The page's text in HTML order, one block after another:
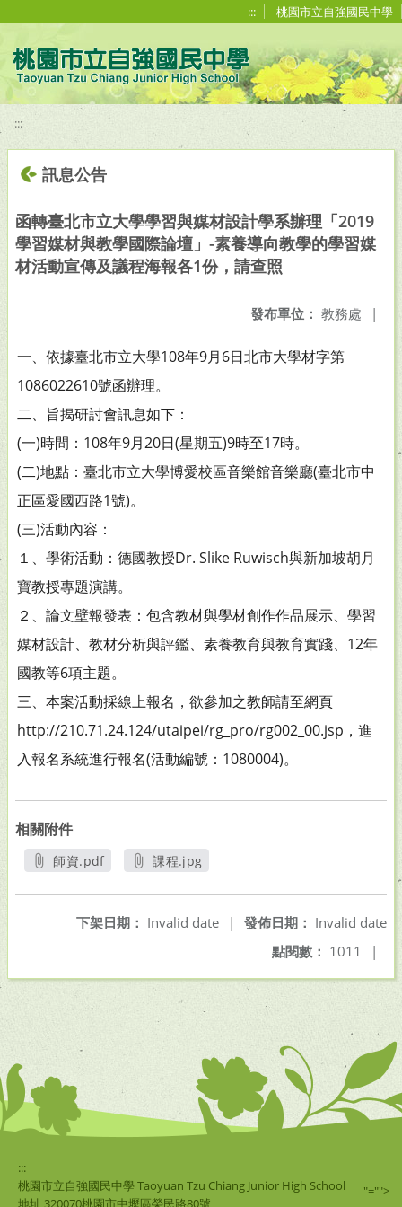
::: 桃園市立自強國民中學
:::
訊息公告
函轉臺北市立大學學習與媒材設計學系辦理「2019
學習媒材與教學國際論壇」-素養導向教學的學習媒
材活動宣傳及議程海報各1份，請查照
發布單位： 教務處 |
一、依據臺北市立大學108年9月6日北市大學材字第
1086022610號函辦理。
二、旨揭研討會訊息如下：
(一)時間：108年9月20日(星期五)9時至17時。
(二)地點：臺北市立大學博愛校區音樂館音樂廳(臺北市中
正區愛國西路1號)。
(三)活動內容：
１、學術活動：德國教授Dr. Slike Ruwisch與新加坡胡月
寶教授專題演講。
２、論文壁報發表：包含教材與學材創作作品展示、學習
媒材設計、教材分析與評鑑、素養教育與教育實踐、12年
國教等6項主題。
三、本案活動採線上報名，欲參加之教師請至網頁
http://210.71.24.124/utaipei/rg_pro/rg002_00.jsp，進
入報名系統進行報名(活動編號：1080004)。
相關附件
師資.pdf
課程.jpg
發佈日期： Invalid date
下架日期： Invalid date
|
點閱數： 1011 |
:::
桃園市立自強國民中學 Taoyuan Tzu Chiang Junior High School
地址 320070桃園市中壢區榮民路80號
"="">